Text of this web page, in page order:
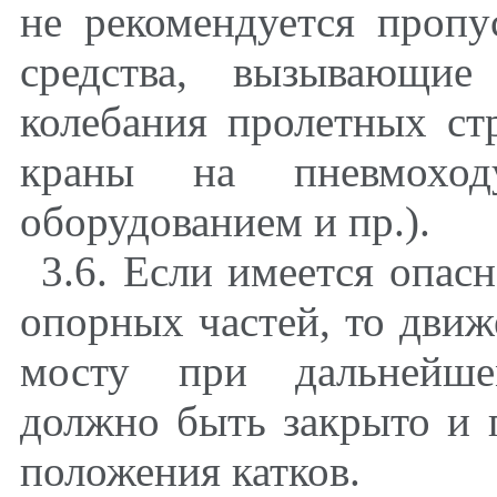
не рекомендуется
средства,
колебания пролетных
краны на
оборудованием и пр.).
3.6. Если имеется
опорных частей, то
мосту при
должно быть закрыто
положения катков.